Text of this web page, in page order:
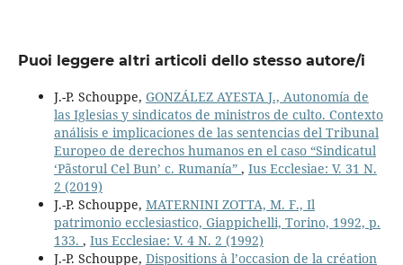
Puoi leggere altri articoli dello stesso autore/i
J.-P. Schouppe, GONZÁLEZ AYESTA J., Autonomía de
las Iglesias y sindicatos de ministros de culto. Contexto
análisis e implicaciones de las sentencias del Tribunal
Europeo de derechos humanos en el caso “Sindicatul
‘Pãstorul Cel Bun’ c. Rumanía” , Ius Ecclesiae: V. 31 N.
2 (2019)
J.-P. Schouppe, MATERNINI ZOTTA, M. F., Il
patrimonio ecclesiastico, Giappichelli, Torino, 1992, p.
133. , Ius Ecclesiae: V. 4 N. 2 (1992)
J.-P. Schouppe, Dispositions à l’occasion de la création